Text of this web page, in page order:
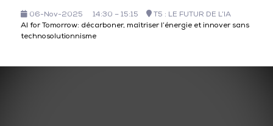
06-Nov-2025
14:30 – 15:15
T5 : LE FUTUR DE L’IA
AI for Tomorrow: décarboner, maîtriser l’énergie et innover sans
technosolutionnisme